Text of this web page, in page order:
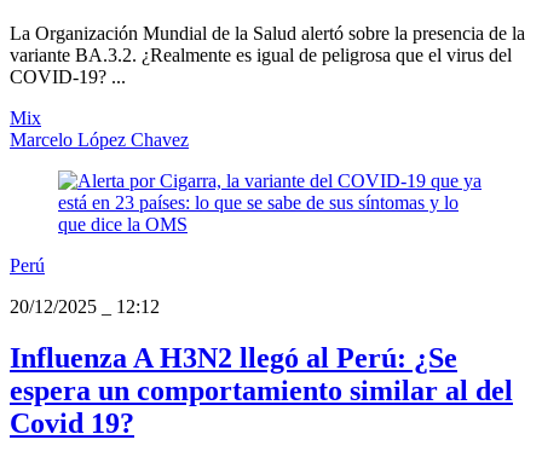
La Organización Mundial de la Salud alertó sobre la presencia de la
variante BA.3.2. ¿Realmente es igual de peligrosa que el virus del
COVID-19? ...
Mix
Marcelo López Chavez
Perú
20/12/2025
12:12
Influenza A H3N2 llegó al Perú: ¿Se
espera un comportamiento similar al del
Covid 19?